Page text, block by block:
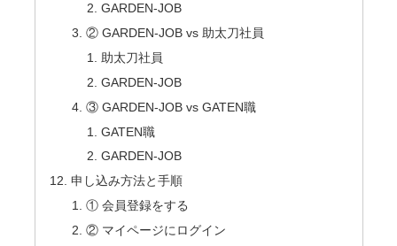
GARDEN-JOB
② GARDEN-JOB vs 助太刀社員
助太刀社員
GARDEN-JOB
③ GARDEN-JOB vs GATEN職
GATEN職
GARDEN-JOB
申し込み方法と手順
① 会員登録をする
② マイページにログイン